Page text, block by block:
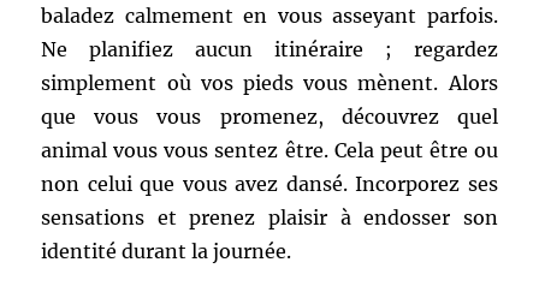
baladez calmement en vous asseyant parfois.
Ne planifiez aucun itinéraire ; regardez
simplement où vos pieds vous mènent. Alors
que vous vous promenez, découvrez quel
animal vous vous sentez être. Cela peut être ou
non celui que vous avez dansé. Incorporez ses
sensations et prenez plaisir à endosser son
identité durant la journée.